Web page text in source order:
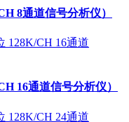
8通道信号分析仪）
16通道信号分析仪）